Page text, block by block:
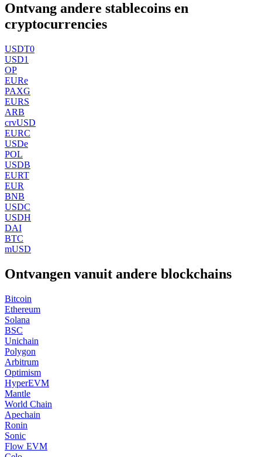
Ontvang andere stablecoins en
cryptocurrencies
USDT0
USD1
OP
EURe
PAXG
EURS
ARB
crvUSD
EURC
USDe
POL
USDB
EURT
EUR
BNB
USDC
USDH
DAI
BTC
mUSD
Ontvangen vanuit andere blockchains
Bitcoin
Ethereum
Solana
BSC
Unichain
Polygon
Arbitrum
Optimism
HyperEVM
Mantle
World Chain
Apechain
Ronin
Sonic
Flow EVM